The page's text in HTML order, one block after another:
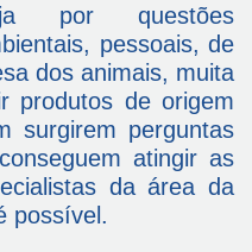
por questões
pessoais, de
dos animais, muita
produtos de origem
surgirem perguntas
atingir as
da área da
possível.